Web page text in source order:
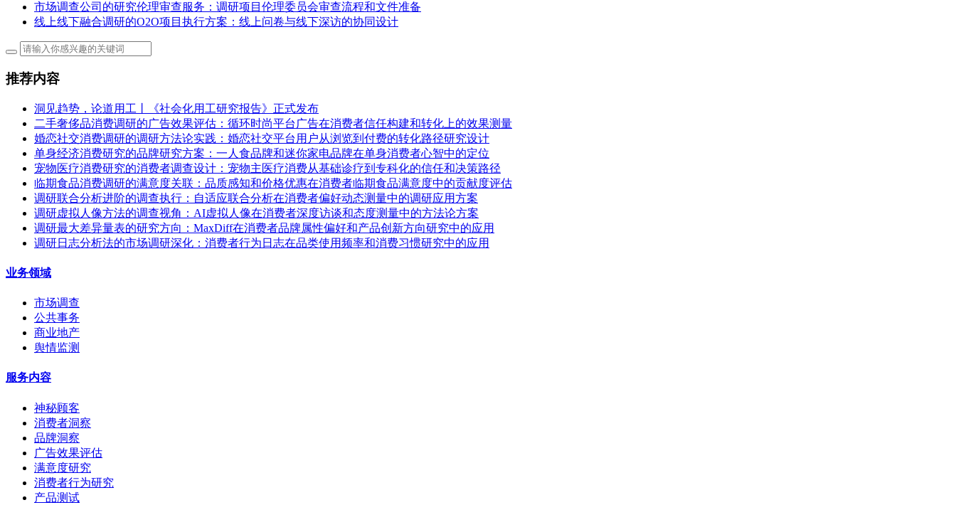
市场调查公司的研究伦理审查服务：调研项目伦理委员会审查流程和文件准备
线上线下融合调研的O2O项目执行方案：线上问卷与线下深访的协同设计
推荐内容
洞见趋势，论道用工丨《社会化用工研究报告》正式发布
二手奢侈品消费调研的广告效果评估：循环时尚平台广告在消费者信任构建和转化上的效果测量
婚恋社交消费调研的调研方法论实践：婚恋社交平台用户从浏览到付费的转化路径研究设计
单身经济消费研究的品牌研究方案：一人食品牌和迷你家电品牌在单身消费者心智中的定位
宠物医疗消费研究的消费者调查设计：宠物主医疗消费从基础诊疗到专科化的信任和决策路径
临期食品消费调研的满意度关联：品质感知和价格优惠在消费者临期食品满意度中的贡献度评估
调研联合分析进阶的调查执行：自适应联合分析在消费者偏好动态测量中的调研应用方案
调研虚拟人像方法的调查视角：AI虚拟人像在消费者深度访谈和态度测量中的方法论方案
调研最大差异量表的研究方向：MaxDiff在消费者品牌属性偏好和产品创新方向研究中的应用
调研日志分析法的市场调研深化：消费者行为日志在品类使用频率和消费习惯研究中的应用
业务领域
市场调查
公共事务
商业地产
舆情监测
服务内容
神秘顾客
消费者洞察
品牌洞察
广告效果评估
满意度研究
消费者行为研究
产品测试